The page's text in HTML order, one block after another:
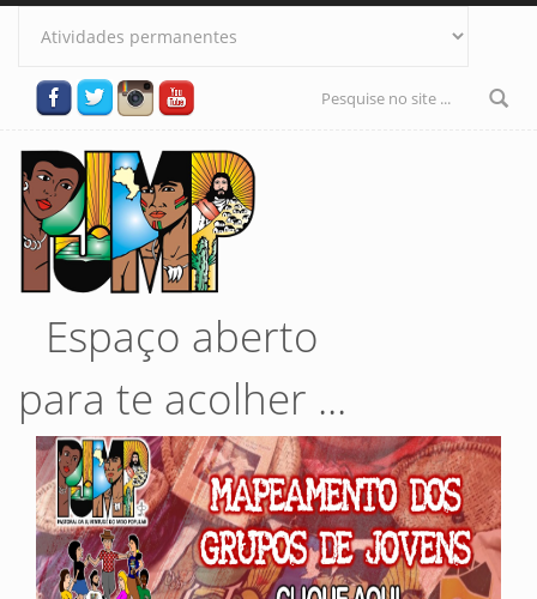
Pular para o conteúdo principal
Formulário
Espaço aberto
para te acolher ...